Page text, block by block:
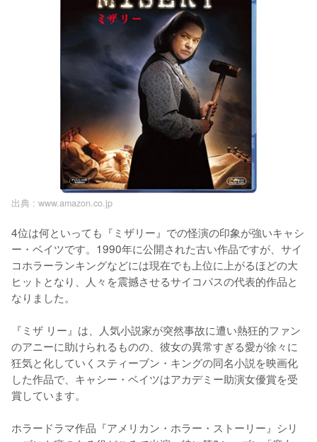
出典 : www.amazon.co.jp
4位は何といっても『ミザリー』での怪演の印象が強いキャシ
ー・ベイツです。1990年に公開された古い作品ですが、サイ
コホラーランキングなどには現在でも上位に上がるほどの大
ヒットとなり、人々を震撼させるサイコパスの代表的作品と
なりました。
『ミザ リー』は、人気小説家が突然事故に遭い熱狂的ファン
のアニーに助けられるものの、彼女の異常すぎる愛が徐々に
狂気と化していくスティーブン・キングの同名小説を映画化
した作品で、キャシー・ベイツはアカデミー助演女優賞を受
賞しています。
ホラードラマ作品『アメリカン・ホラー・ストーリー』シリ